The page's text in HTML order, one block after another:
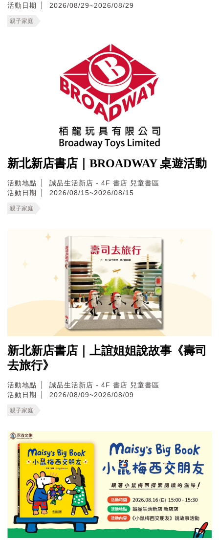
活動日期
2026/08/29~2026/08/29
親子家庭
新北新店書店｜BROADWAY 桌遊活動
活動地點
誠品生活新店 - 4F 書店 兒童書區
活動日期
2026/08/15~2026/08/15
親子家庭
新北新店書店｜上誼姐姐說故事《壽司
去旅行》
活動地點
誠品生活新店 - 4F 書店 兒童書區
活動日期
2026/08/09~2026/08/09
親子家庭